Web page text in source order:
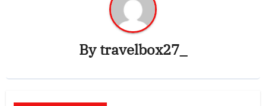
Bytravelbox27_